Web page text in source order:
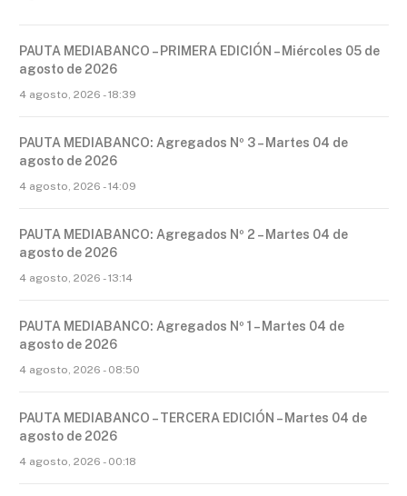
PAUTA MEDIABANCO – PRIMERA EDICIÓN – Miércoles 05 de
agosto de 2026
4 agosto, 2026 - 18:39
PAUTA MEDIABANCO: Agregados Nº 3 – Martes 04 de
agosto de 2026
4 agosto, 2026 - 14:09
PAUTA MEDIABANCO: Agregados Nº 2 – Martes 04 de
agosto de 2026
4 agosto, 2026 - 13:14
PAUTA MEDIABANCO: Agregados Nº 1 – Martes 04 de
agosto de 2026
4 agosto, 2026 - 08:50
PAUTA MEDIABANCO – TERCERA EDICIÓN – Martes 04 de
agosto de 2026
4 agosto, 2026 - 00:18